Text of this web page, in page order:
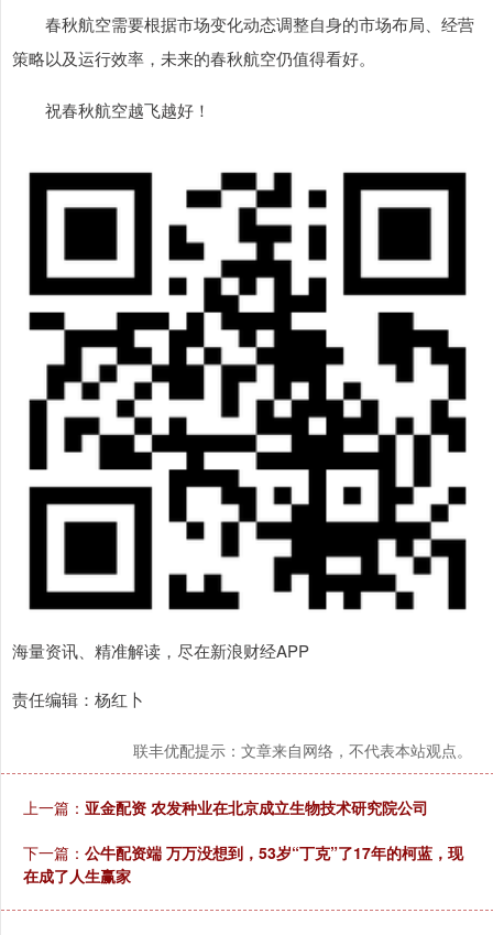
春秋航空需要根据市场变化动态调整自身的市场布局、经营
策略以及运行效率，未来的春秋航空仍值得看好。
祝春秋航空越飞越好！
海量资讯、精准解读，尽在新浪财经APP
责任编辑：杨红卜
联丰优配提示：文章来自网络，不代表本站观点。
上一篇： 亚金配资 农发种业在北京成立生物技术研究院公司
下一篇： 公牛配资端 万万没想到，53岁“丁克”了17年的柯蓝，现
在成了人生赢家